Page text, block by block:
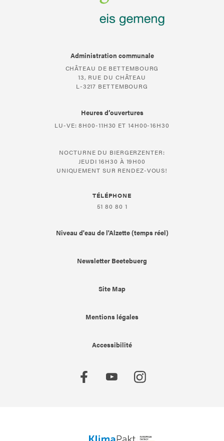
Administration communale
CHÂTEAU DE BETTEMBOURG
13, RUE DU CHÂTEAU
L-3217 BETTEMBOURG
Heures d’ouvertures
LU-VE: 8H00-11H30 ET 14H00-16H30
NOCTURNE DU BIERGERZENTER:
JEUDI 16H30 À 19H00
UNIQUEMENT SUR RENDEZ-VOUS!
TÉLÉPHONE
51 80 80 1
Niveau d'eau de l'Alzette (temps réel)
Newsletter Beetebuerg
Site Map
Mentions légales
Accessibilité